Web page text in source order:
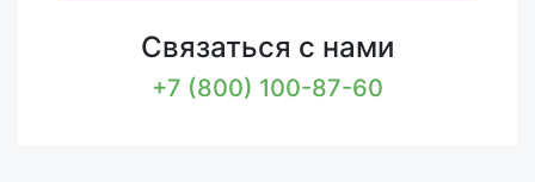
Связаться с нами
+7 (800) 100-87-60